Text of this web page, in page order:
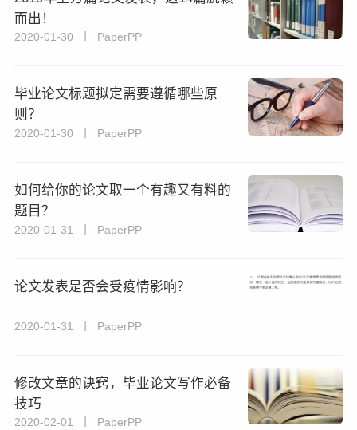
而出！
2020-01-30 丨 PaperPP
毕业论文标题拟定需要遵循哪些原
则？
2020-01-30 丨 PaperPP
如何给你的论文取一个有趣又有料的
题目？
2020-01-31 丨 PaperPP
论文发表是否会受疫情影响？
2020-01-31 丨 PaperPP
修改文章的诀窍，毕业论文写作必备
技巧
2020-02-01 丨 PaperPP